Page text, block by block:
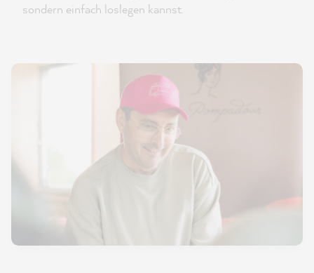
sondern einfach loslegen kannst.